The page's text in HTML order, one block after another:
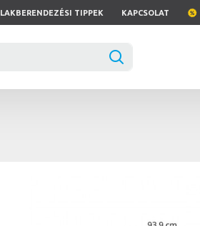
LAKBERENDEZÉSI TIPPEK KAPCSOLAT